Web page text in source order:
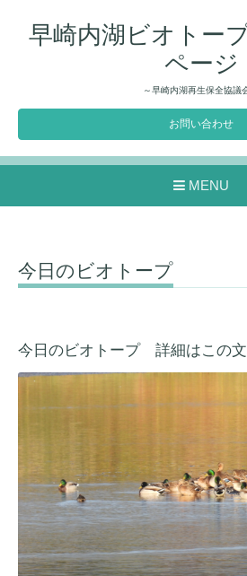
早崎内湖ビオトー
ページ
～早崎内湖再生保全協議
お問い合わせ
MENU
今日のビオトープ
今日のビオトープ 詳細はこの文